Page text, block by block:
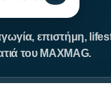
επιστήμη,
του MAXMAG.